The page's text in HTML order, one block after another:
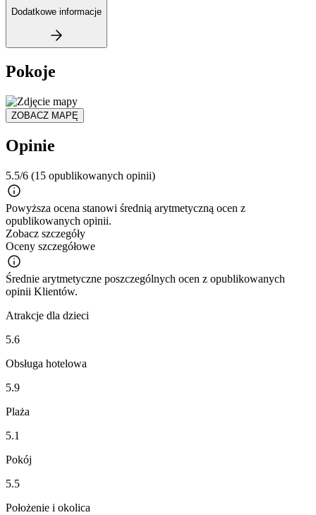
Dodatkowe informacje
Pokoje
ZOBACZ MAPĘ
Opinie
5.5/6 (15 opublikowanych opinii)
Powyższa ocena stanowi średnią arytmetyczną ocen z
opublikowanych opinii.
Zobacz szczegóły
Oceny szczegółowe
Średnie arytmetyczne poszczególnych ocen z opublikowanych
opinii Klientów.
Atrakcje dla dzieci
5.6
Obsługa hotelowa
5.9
Plaża
5.1
Pokój
5.5
Położenie i okolica